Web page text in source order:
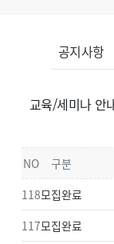
공지사항
교육/세미나 안
NO 구분
118모집완료
117모집완료